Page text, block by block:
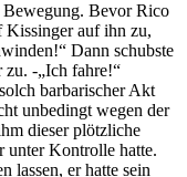
Bewegung. Bevor Rico
Kissinger auf ihn zu,
Dann schubste
-„Ich fahre!“
barbarischer Akt
unbedingt wegen der
dieser plötzliche
unter Kontrolle hatte.
lassen, er hatte sein